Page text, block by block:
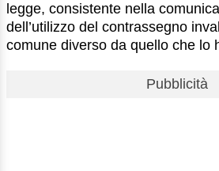
legge, consistente nella
dell’utilizzo del contrassegno
comune diverso da quello che lo
Pubblicità